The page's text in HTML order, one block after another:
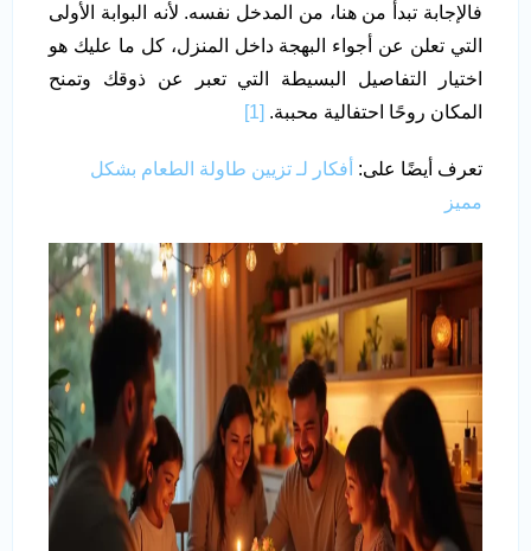
فالإجابة تبدأ من هنا، من المدخل نفسه. لأنه البوابة الأولى
التي تعلن عن أجواء البهجة داخل المنزل، كل ما عليك هو
اختيار التفاصيل البسيطة التي تعبر عن ذوقك وتمنح
المكان روحًا احتفالية محببة. [1]
تعرف أيضًا على: أفكار لـ تزيين طاولة الطعام بشكل
مميز